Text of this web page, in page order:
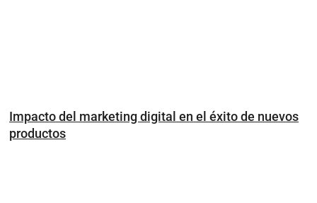
Impacto del marketing digital en el éxito de nuevos
productos